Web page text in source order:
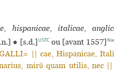
hispanicae, italicae,
● [s.d.] USTC ou [avant 1557]
|| cae, Hispanicae,
mirũ quam utilis, nec ||